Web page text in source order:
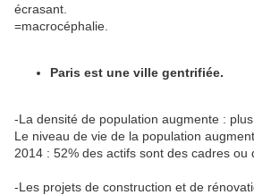
écrasant.
=macrocéphalie.
Paris est une ville gentrifiée.
-La densité de population augmente :
Le niveau de vie de la population
2014 : 52% des actifs sont des cadres ou
-Les projets de construction et de